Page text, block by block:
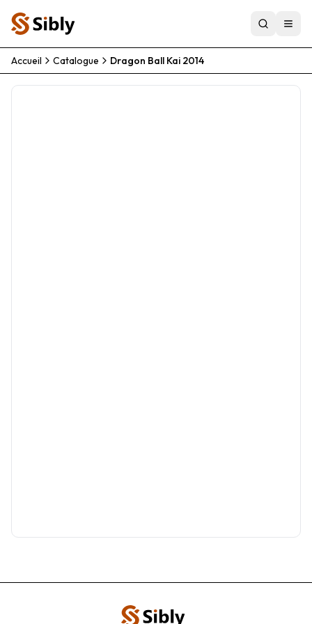
Accueil Catalogue Dragon Ball Kai 2014